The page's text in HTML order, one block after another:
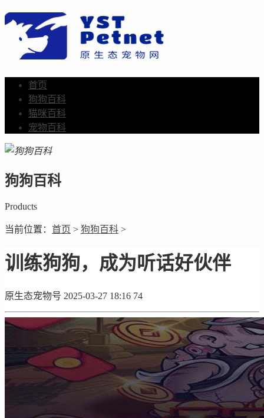
首页
狗狗百科
猫咪百科
宠物百科
狗狗百科
Products
当前位置： 首页 > 狗狗百科 >
训练狗狗，成为听话好伙伴
原生态宠物号 2025-03-27 18:16 74